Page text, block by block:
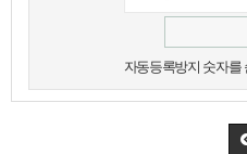
자동등록방지 숫자를